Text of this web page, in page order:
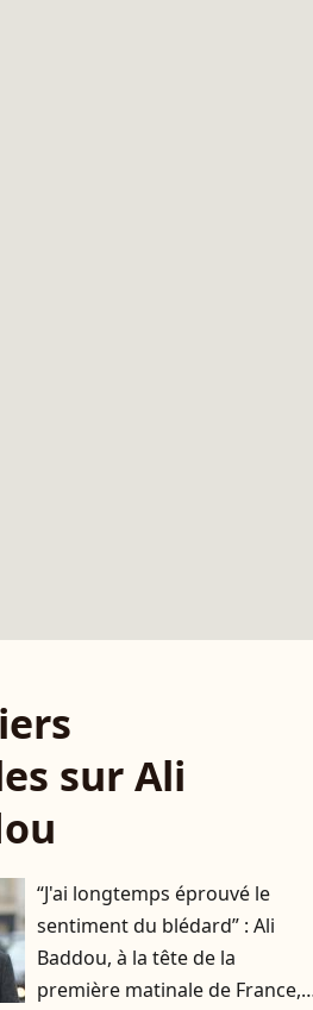
sur Ali
“J'ai longtemps éprouvé le
sentiment du blédard” : Ali
Baddou, à la tête de la
première matinale de France,